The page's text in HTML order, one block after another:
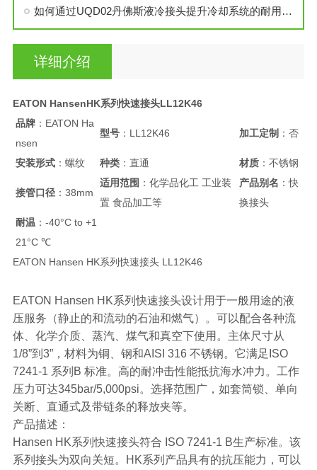
如何通过UQD02丹佛斯液冷接头提升冷却系统的耐用性？
详细介绍
EATON HansenHK系列快速接头LL12K46
品牌：EATON Ha
nsen
型号：LL12K46 加工定制：否
安装形式：螺纹 种类：直通 材质：不锈钢
接管口径：38mm
适用范围 ：化学品化工 工业装
置 食品加工等
产品别名 ：快
换接头
耐温 ：-40°C to +1
21°C ℃
EATON Hansen HK系列快速接头 LL12K46
EATON Hansen HK系列快速接头设计用于一般用途的液
压服务（静止的和流动的石油和燃气）。可以配合各种流
体、化学介质、蒸汽、煤气和真空下使用。主体尺寸从
1/8”到3”，材料为铜、钢和AISI 316 不锈钢。它满足ISO
7241-1 系列B 标准。高的耐冲击性能抵抗海水冲力。工作
压力可达345bar/5,000psi。选择范围广，如套筒锁、单向
关断、直通式及带链条的释放夹等。
产品描述：
Hansen HK系列快速接头符合 ISO 7241-1 B生产标准。该
系列接头为双向关短。HK系列产品具有的抗压能力，可以